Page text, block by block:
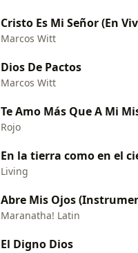
Cristo Es Mi Señor (En
Marcos Witt
Dios De Pactos
Marcos Witt
Te Amo Más Que A Mi
Rojo
En la tierra como en el
Living
Abre Mis Ojos
Maranatha! Latin
El Digno Dios